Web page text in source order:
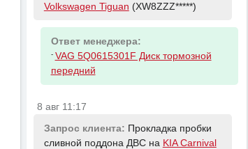
Volkswagen Tiguan (XW8ZZZ*****)
Ответ менеджера:
- VAG 5Q0615301F Диск тормозной
передний
8 авг 11:17
Запрос клиента: Прокладка пробки
сливной поддона ДВС на KIA Carnival